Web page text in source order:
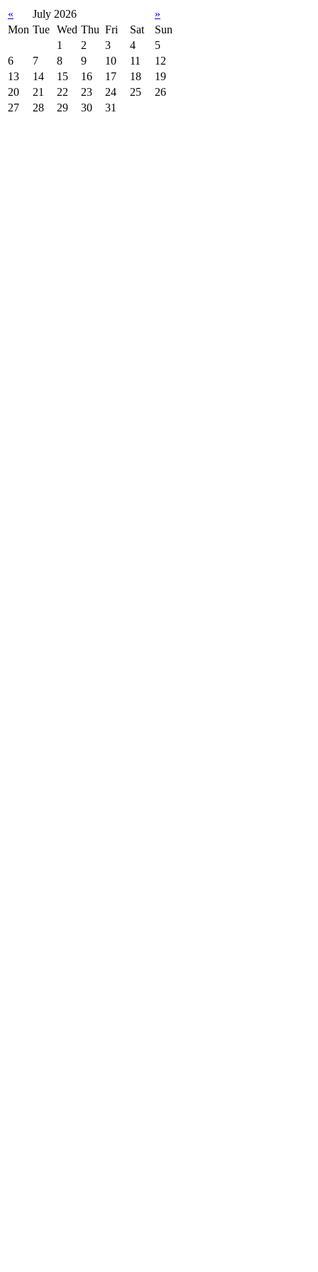
« July 2026
»
Mon Tue Wed Thu Fri Sat
Sun
1
2 3 4
5
6
7 8 9 10 11
12
13
14 15 16 17 18
19
20
21 22 23 24 25
26
27
28 29 30 31